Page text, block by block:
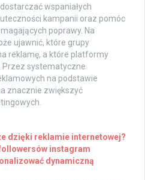
wspaniałych
kampanii oraz pomóc
poprawy. Na
ujawnić, które grupy
reklamę, a które platformy
Przez systematyczne
na podstawie
znacznie zwiększyć
dzięki reklamie internetowej?
instagram
dynamiczną